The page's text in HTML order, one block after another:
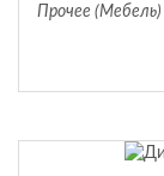
Прочее (Мебель)